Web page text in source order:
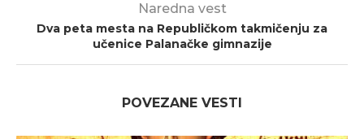
Naredna vest
Dva peta mesta na Republičkom takmičenju za
učenice Palanačke gimnazije
POVEZANE VESTI